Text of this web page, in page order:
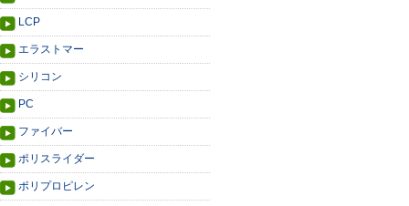
LCP
エラストマー
シリコン
PC
ファイバー
ポリスライダー
ポリプロピレン